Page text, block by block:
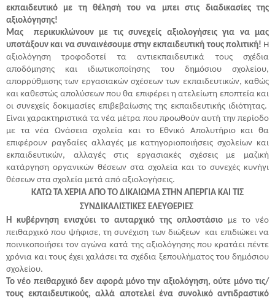
εκπαιδευτικό με τη θέλησή του να μπει στις διαδικασίες της
αξιολόγησης!
Μας περικυκλώνουν με τις συνεχείς αξιολογήσεις για να μας
υποτάξουν και να συναινέσουμε στην εκπαιδευτική τους πολιτική! Η
αξιολόγηση τροφοδοτεί τα αντιεκπαιδευτικά τους σχέδια
αποδόμησης και ιδιωτικοποίησης του δημόσιου σχολείου,
απορρύθμισης των εργασιακών σχέσεων των εκπαιδευτικών, καθώς
και καθεστώς απολύσεων που θα επιφέρει η ατελείωτη εποπτεία και
οι συνεχείς δοκιμασίες επιβεβαίωσης της εκπαιδευτικής ιδιότητας.
Είναι χαρακτηριστικά τα νέα μέτρα που προωθούν αυτή την περίοδο
με τα νέα Ωνάσεια σχολεία και το Εθνικό Απολυτήριο και θα
επιφέρουν ραγδαίες αλλαγές με κατηγοριοποιήσεις σχολείων και
εκπαιδευτικών, αλλαγές στις εργασιακές σχέσεις με μαζική
κατάργηση οργανικών θέσεων στα σχολεία και το συνεχές κυνήγι
θέσεων στα σχολεία μετά από αξιολογήσεις.
ΚΑΤΩ ΤΑ ΧΕΡΙΑ ΑΠΟ ΤΟ ΔΙΚΑΙΩΜΑ ΣΤΗΝ ΑΠΕΡΓΙΑ ΚΑΙ ΤΙΣ
ΣΥΝΔΙΚΑΛΙΣΤΙΚΕΣ ΕΛΕΥΘΕΡΙΕΣ
Η κυβέρνηση ενισχύει το αυταρχικό της οπλοστάσιο με το νέο
πειθαρχικό που ψήφισε, τη συνέχιση των διώξεων και επιδιώκει να
ποινικοποιήσει τον αγώνα κατά της αξιολόγησης που κρατάει πέντε
χρόνια και τους έχει χαλάσει τα σχέδια ξεπουλήματος του δημόσιου
σχολείου.
Το νέο πειθαρχικό δεν αφορά μόνο την αξιολόγηση, ούτε μόνο τις/
τους εκπαιδευτικούς, αλλά αποτελεί ένα συνολικό αντιδραστικό